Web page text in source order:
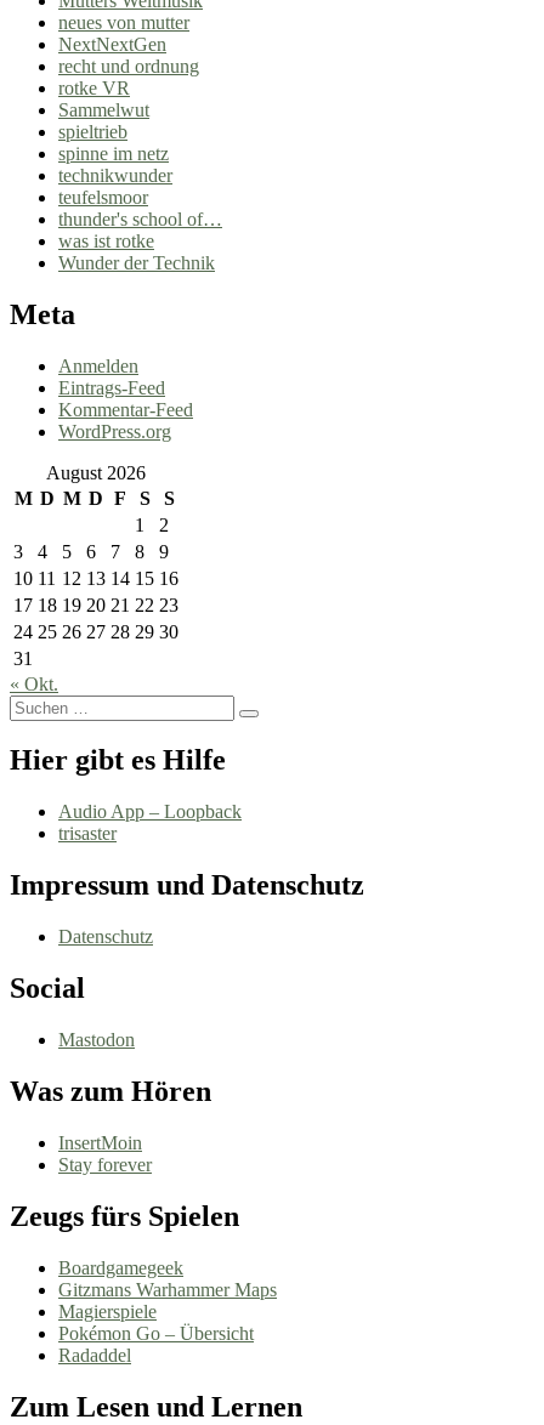
neues von mutter
NextNextGen
recht und ordnung
rotke VR
Sammelwut
spieltrieb
spinne im netz
technikwunder
teufelsmoor
thunder's school of…
was ist rotke
Wunder der Technik
Meta
Anmelden
Eintrags-Feed
Kommentar-Feed
WordPress.org
August 2026
M D M D F S
S
1
2
3
4 5 6 7 8
9
10 11 12 13 14 15 16
17 18 19 20 21 22 23
24 25 26 27 28 29 30
31
« Okt.
Suchen
nach:
Suchen
Hier gibt es Hilfe
Audio App – Loopback
trisaster
Impressum und Datenschutz
Datenschutz
Social
Mastodon
Was zum Hören
InsertMoin
Stay forever
Zeugs fürs Spielen
Boardgamegeek
Gitzmans Warhammer Maps
Magierspiele
Pokémon Go – Übersicht
Radaddel
Zum Lesen und Lernen